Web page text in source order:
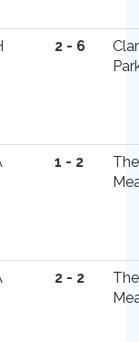
2 - 6
1 - 2
The
2 - 2
The